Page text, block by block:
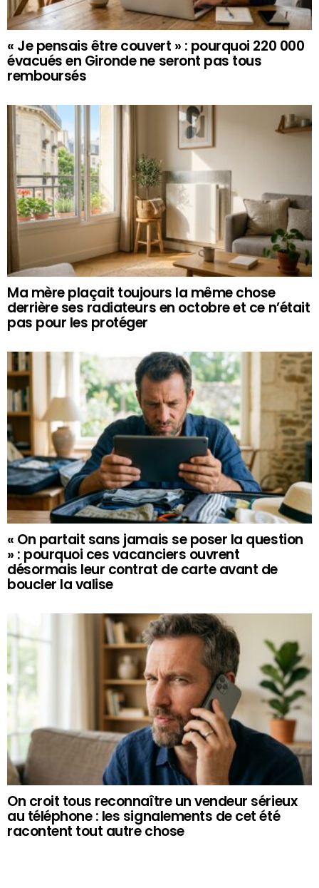
« Je pensais être couvert » : pourquoi 220 000
évacués en Gironde ne seront pas tous
remboursés
Ma mère plaçait toujours la même chose
derrière ses radiateurs en octobre et ce n’était
pas pour les protéger
« On partait sans jamais se poser la question
» : pourquoi ces vacanciers ouvrent
désormais leur contrat de carte avant de
boucler la valise
On croit tous reconnaître un vendeur sérieux
au téléphone : les signalements de cet été
racontent tout autre chose